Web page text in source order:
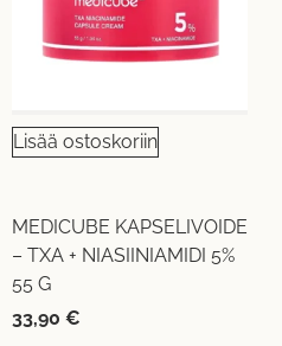
Lisää ostoskoriin
MEDICUBE KAPSELIVOIDE
– TXA + NIASIINIAMIDI 5%
55 G
33,90 €